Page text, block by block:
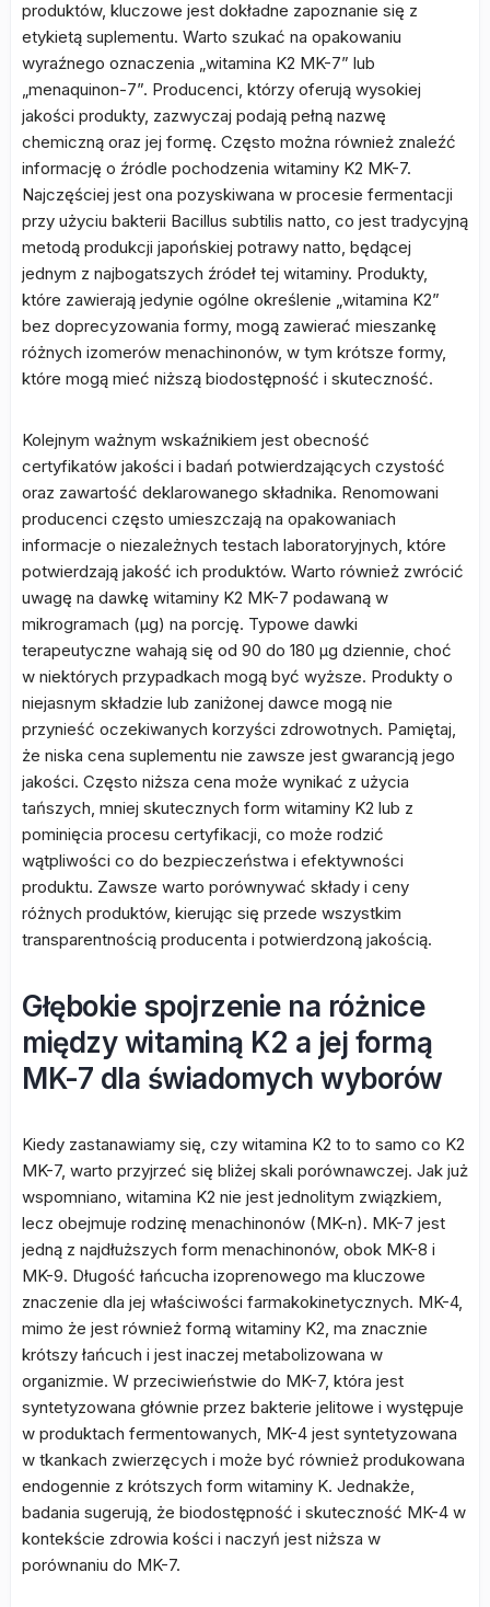
produktów, kluczowe jest dokładne zapoznanie się z
etykietą suplementu. Warto szukać na opakowaniu
wyraźnego oznaczenia „witamina K2 MK-7” lub
„menaquinon-7”. Producenci, którzy oferują wysokiej
jakości produkty, zazwyczaj podają pełną nazwę
chemiczną oraz jej formę. Często można również znaleźć
informację o źródle pochodzenia witaminy K2 MK-7.
Najczęściej jest ona pozyskiwana w procesie fermentacji
przy użyciu bakterii Bacillus subtilis natto, co jest tradycyjną
metodą produkcji japońskiej potrawy natto, będącej
jednym z najbogatszych źródeł tej witaminy. Produkty,
które zawierają jedynie ogólne określenie „witamina K2”
bez doprecyzowania formy, mogą zawierać mieszankę
różnych izomerów menachinonów, w tym krótsze formy,
które mogą mieć niższą biodostępność i skuteczność.
Kolejnym ważnym wskaźnikiem jest obecność
certyfikatów jakości i badań potwierdzających czystość
oraz zawartość deklarowanego składnika. Renomowani
producenci często umieszczają na opakowaniach
informacje o niezależnych testach laboratoryjnych, które
potwierdzają jakość ich produktów. Warto również zwrócić
uwagę na dawkę witaminy K2 MK-7 podawaną w
mikrogramach (µg) na porcję. Typowe dawki
terapeutyczne wahają się od 90 do 180 µg dziennie, choć
w niektórych przypadkach mogą być wyższe. Produkty o
niejasnym składzie lub zaniżonej dawce mogą nie
przynieść oczekiwanych korzyści zdrowotnych. Pamiętaj,
że niska cena suplementu nie zawsze jest gwarancją jego
jakości. Często niższa cena może wynikać z użycia
tańszych, mniej skutecznych form witaminy K2 lub z
pominięcia procesu certyfikacji, co może rodzić
wątpliwości co do bezpieczeństwa i efektywności
produktu. Zawsze warto porównywać składy i ceny
różnych produktów, kierując się przede wszystkim
transparentnością producenta i potwierdzoną jakością.
Głębokie spojrzenie na różnice
między witaminą K2 a jej formą
MK-7 dla świadomych wyborów
Kiedy zastanawiamy się, czy witamina K2 to to samo co K2
MK-7, warto przyjrzeć się bliżej skali porównawczej. Jak już
wspomniano, witamina K2 nie jest jednolitym związkiem,
lecz obejmuje rodzinę menachinonów (MK-n). MK-7 jest
jedną z najdłuższych form menachinonów, obok MK-8 i
MK-9. Długość łańcucha izoprenowego ma kluczowe
znaczenie dla jej właściwości farmakokinetycznych. MK-4,
mimo że jest również formą witaminy K2, ma znacznie
krótszy łańcuch i jest inaczej metabolizowana w
organizmie. W przeciwieństwie do MK-7, która jest
syntetyzowana głównie przez bakterie jelitowe i występuje
w produktach fermentowanych, MK-4 jest syntetyzowana
w tkankach zwierzęcych i może być również produkowana
endogennie z krótszych form witaminy K. Jednakże,
badania sugerują, że biodostępność i skuteczność MK-4 w
kontekście zdrowia kości i naczyń jest niższa w
porównaniu do MK-7.